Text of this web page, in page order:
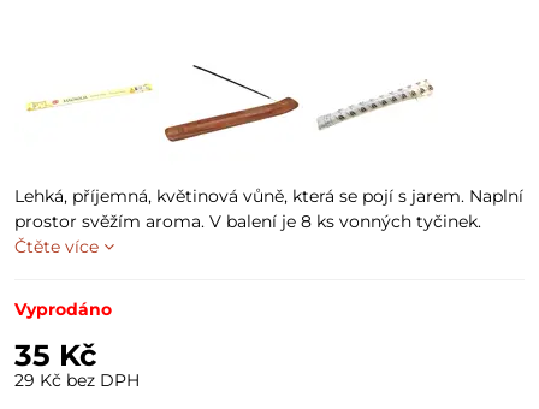
Lehká, příjemná, květinová vůně, která se pojí s jarem. Naplní
prostor svěžím aroma. V balení je 8 ks vonných tyčinek.
Čtěte více
Vyprodáno
35 Kč
29 Kč bez DPH